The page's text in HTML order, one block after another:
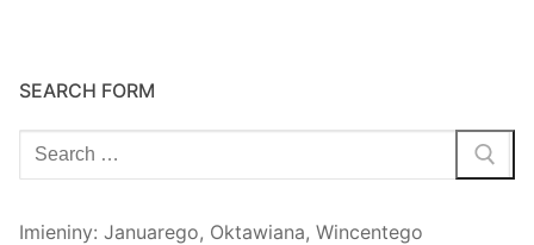
SEARCH FORM
Szukaj:
Imieniny: Januarego, Oktawiana, Wincentego